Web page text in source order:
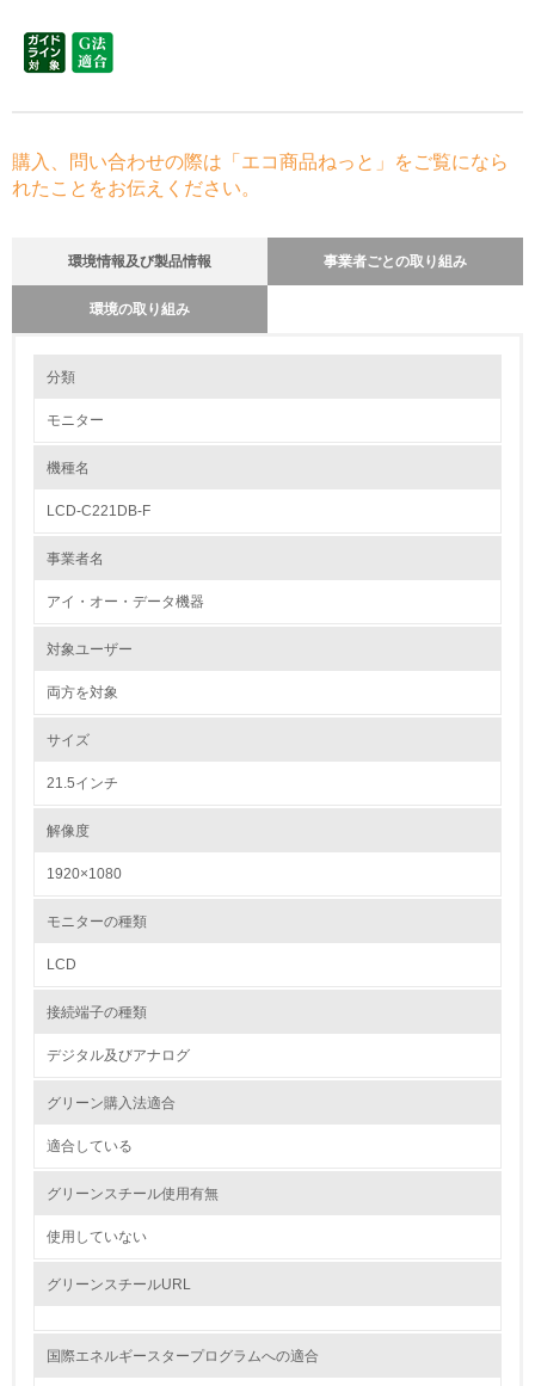
購入、問い合わせの際は「エコ商品ねっと」をご覧になら
れたことをお伝えください。
環境情報及び製品情報 事業者ごとの取り組み
環境の取り組み
1.環境取り組み体制
環境取り組み体制と成果を定期的に検証して次の活動に活
境対策を理解し、実践している
環境活動に関する規格やプログラムを導入している
第三者認証を取得している
分類
モニター
機種名
LCD-C221DB-F
事業者名
アイ・オー・データ機器
対象ユーザー
両方を対象
サイズ
21.5インチ
解像度
1920×1080
モニターの種類
LCD
接続端子の種類
デジタル及びアナログ
グリーン購入法適合
適合している
グリーンスチール使用有無
使用していない
グリーンスチールURL
国際エネルギースタープログラムへの適合